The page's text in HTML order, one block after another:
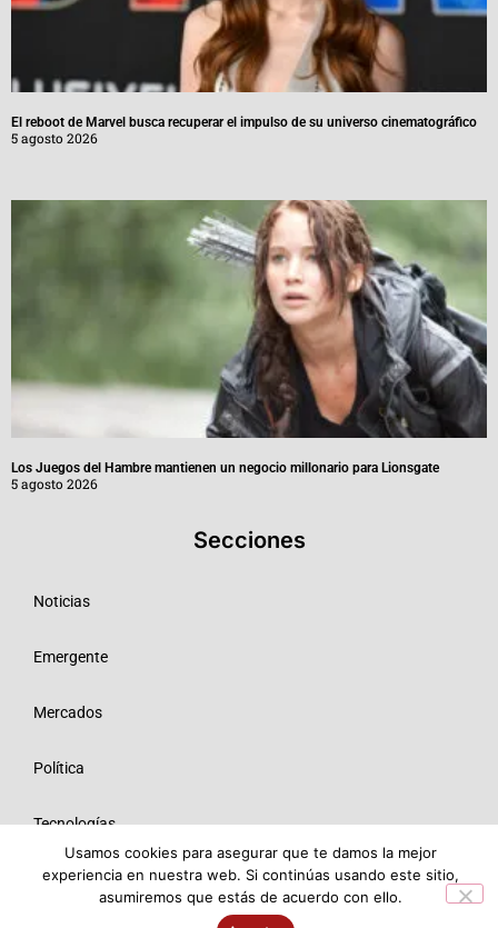
El reboot de Marvel busca recuperar el impulso de su universo cinematográfico
5 agosto 2026
Los Juegos del Hambre mantienen un negocio millonario para Lionsgate
5 agosto 2026
Secciones
Noticias
Emergente
Mercados
Política
Tecnologías
Opinión
Usamos cookies para asegurar que te damos la mejor
experiencia en nuestra web. Si continúas usando este sitio,
asumiremos que estás de acuerdo con ello.